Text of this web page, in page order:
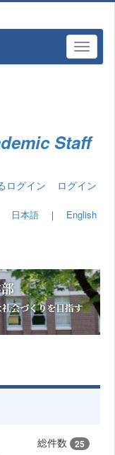
Staff
ログイン ログイン
日本語 ｜ English
総件数 25